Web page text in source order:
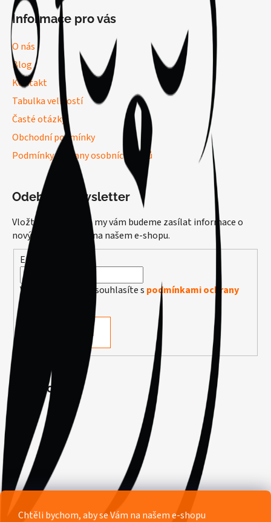
Chtěli bychom, aby se Vám na našem e-shopu
Informace pro vás
O nás
Blog
Kontakt
Tabulka velikostí
Časté otázky
Obchodní podmínky
Podmínky ochrany osobních údajů
Odebírat newsletter
Vložte svůj e-mail a my vám budeme zasílat informace o
nových produktech na našem e-shopu.
E-mail
Vložením e-mailu souhlasíte s podmínkami ochrany
PŘIHLÁSIT SE
Facebook